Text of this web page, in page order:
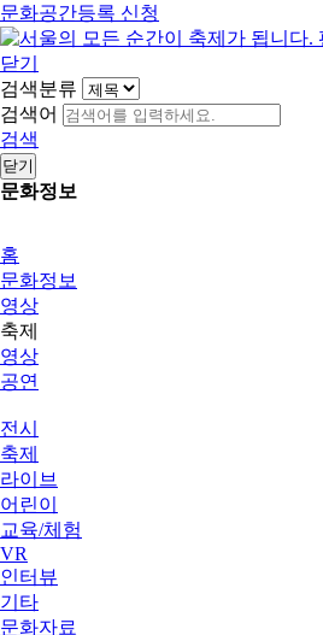
문화공간등록 신청
닫기
검색분류
검색어
검색
닫기
문화정보
홈
문화정보
영상
축제
영상
공연
전시
축제
라이브
어린이
교육/체험
VR
인터뷰
기타
문화자료